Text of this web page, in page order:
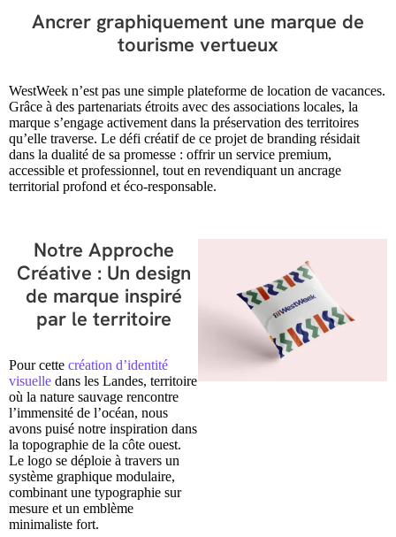
Ancrer graphiquement une marque de
tourisme vertueux
WestWeek n’est pas une simple plateforme de location de vacances.
Grâce à des partenariats étroits avec des associations locales, la
marque s’engage activement dans la préservation des territoires
qu’elle traverse. Le défi créatif de ce projet de branding résidait
dans la dualité de sa promesse : offrir un service premium,
accessible et professionnel, tout en revendiquant un ancrage
territorial profond et éco-responsable.
Notre Approche
Créative : Un design
de marque inspiré
par le territoire
Pour cette création d’identité
visuelle dans les Landes, territoire
où la nature sauvage rencontre
l’immensité de l’océan, nous
avons puisé notre inspiration dans
la topographie de la côte ouest.
Le logo se déploie à travers un
système graphique modulaire,
combinant une typographie sur
mesure et un emblème
minimaliste fort.